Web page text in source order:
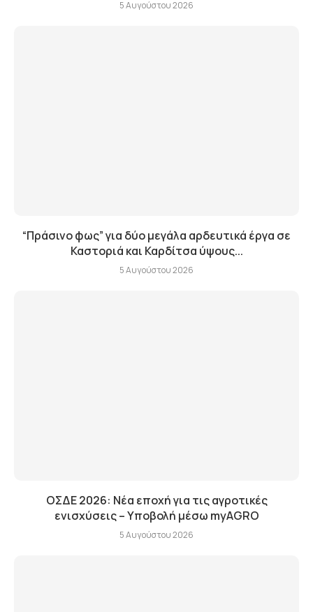
5 Αυγούστου 2026
“Πράσινο φως” για δύο μεγάλα αρδευτικά έργα σε
Καστοριά και Καρδίτσα ύψους...
5 Αυγούστου 2026
ΟΣΔΕ 2026: Νέα εποχή για τις αγροτικές
ενισχύσεις – Υποβολή μέσω myAGRO
5 Αυγούστου 2026